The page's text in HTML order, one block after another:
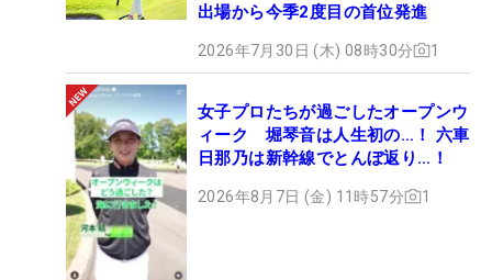
出場から今季2度目の首位発進
2026年7月30日 (木) 08時30分 1
女子プロたちが過ごしたオープンウ
ィーク 堀琴音は人生初の…！ 六車
日那乃は新幹線でとんぼ返り…！
2026年8月7日 (金) 11時57分 1